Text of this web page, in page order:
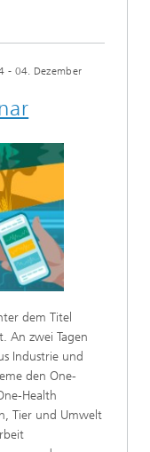
- 04. Dezember
dem Titel
An zwei Tagen
Industrie und
den One-
Health
Tier und Umwelt